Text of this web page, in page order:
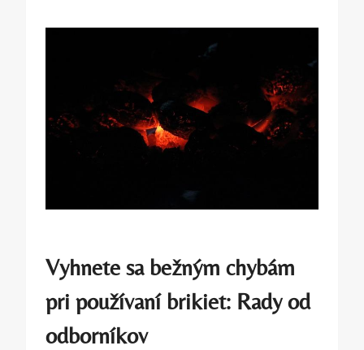
Vyhnete sa bežným‍ chybám
pri používaní brikiet: ⁣Rady od
odborníkov